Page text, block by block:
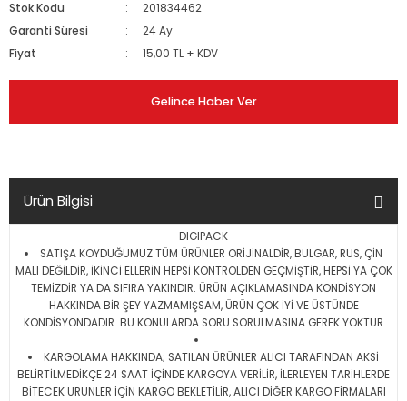
Stok Kodu
201834462
Garanti Süresi
24 Ay
Fiyat
15,00 TL + KDV
Gelince Haber Ver
Ürün Bilgisi
DIGIPACK
SATIŞA KOYDUĞUMUZ TÜM ÜRÜNLER ORİJİNALDİR, BULGAR, RUS, ÇİN
MALI DEĞİLDİR, İKİNCİ ELLERİN HEPSİ KONTROLDEN GEÇMİŞTİR, HEPSİ YA ÇOK
TEMİZDİR YA DA SIFIRA YAKINDIR. ÜRÜN AÇIKLAMASINDA KONDİSYON
HAKKINDA BİR ŞEY YAZMAMIŞSAM, ÜRÜN ÇOK İYİ VE ÜSTÜNDE
KONDİSYONDADIR. BU KONULARDA SORU SORULMASINA GEREK YOKTUR
KARGOLAMA HAKKINDA; SATILAN ÜRÜNLER ALICI TARAFINDAN AKSİ
BELİRTİLMEDİKÇE 24 SAAT İÇİNDE KARGOYA VERİLİR, İLERLEYEN TARİHLERDE
BİTECEK ÜRÜNLER İÇİN KARGO BEKLETİLİR, ALICI DİĞER KARGO FİRMALARI